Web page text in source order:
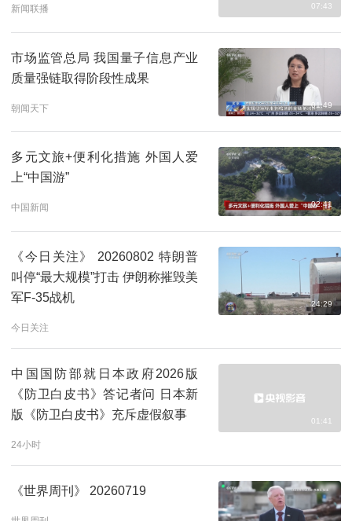
预约
17:31 晚间新闻 预约
新闻联播 07:43
市场监管总局 我国量子信息产业
质量强链取得阶段性成果
朝闻天下 01:49
多元文旅+便利化措施 外国人爱
上“中国游”
中国新闻 02:41
《今日关注》 20260802 特朗普
叫停“最大规模”打击 伊朗称摧毁美
军F-35战机
今日关注
24:29
中国国防部就日本政府2026版
《防卫白皮书》答记者问 日本新
版《防卫白皮书》充斥虚假叙事
24小时
01:41
《世界周刊》 20260719